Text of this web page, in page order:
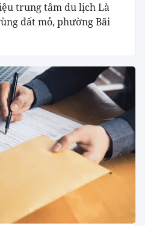
trung tâm du lịch Là
đất mỏ, phường Bãi